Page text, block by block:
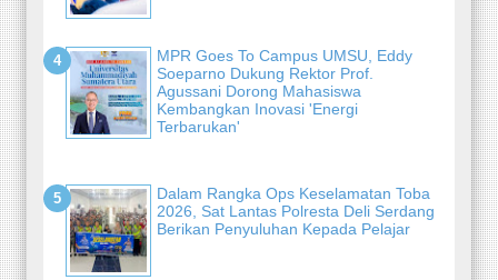
MPR Goes To Campus UMSU, Eddy
Soeparno Dukung Rektor Prof.
Agussani Dorong Mahasiswa
Kembangkan Inovasi 'Energi
Terbarukan'
Dalam Rangka Ops Keselamatan Toba
2026, Sat Lantas Polresta Deli Serdang
Berikan Penyuluhan Kepada Pelajar